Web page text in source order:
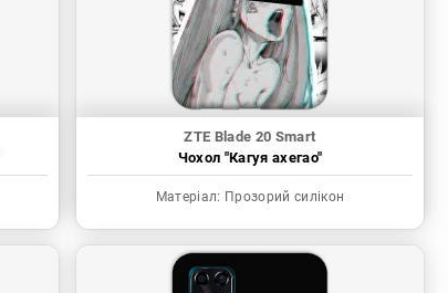
ZTE Blade 20 Smart
Чохол "Кагуя ахегао"
Матеріал: Прозорий силікон